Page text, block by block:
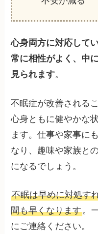
心身両方に対応して
常に相性がよく、中
見られます。
不眠症が改善される
心身ともに健やかな
ます。仕事や家事に
なり、趣味や家族と
になるでしょう。
不眠は早めに対処す
間も早くなります。
にご連絡ください。